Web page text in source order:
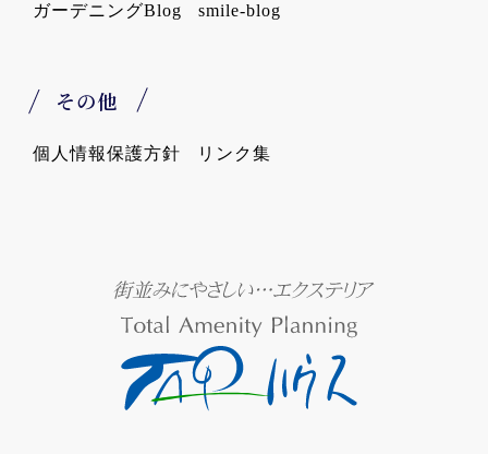
ガーデニングBlog smile-blog
その他
個人情報保護方針 リンク集